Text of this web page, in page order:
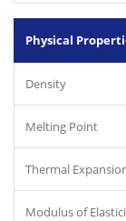
Physical
Density
Melting Point
Thermal
Modulus of